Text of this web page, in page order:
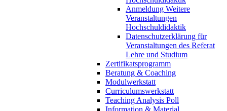
Anmeldung Weitere
Veranstaltungen
Hochschuldidaktik
Datenschutzerklärung für
Veranstaltungen des Referat
Lehre und Studium
Zertifikatsprogramm
Beratung & Coaching
Modulwerkstatt
Curriculumswerkstatt
Teaching Analysis Poll
Information & Material